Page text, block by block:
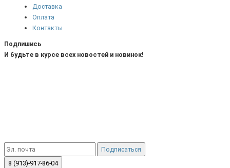
Доставка
Оплата
Контакты
Подпишись
И будьте в курсе всех новостей и новинок!
Подписаться
8 (913)-917-86-04